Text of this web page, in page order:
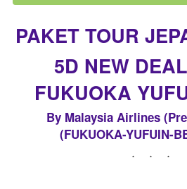
PAKET TOUR
5D NEW
FUKUOKA
By Malaysia Airlines
(FUKUOKA-YUFUIN-
...